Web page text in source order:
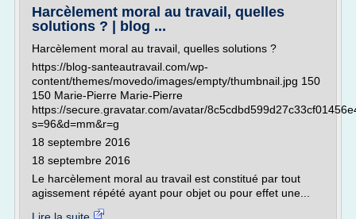
Harcèlement moral au travail, quelles
solutions ? | blog ...
Harcèlement moral au travail, quelles solutions ?
https://blog-santeautravail.com/wp-
content/themes/movedo/images/empty/thumbnail.jpg 150
150 Marie-Pierre Marie-Pierre
https://secure.gravatar.com/avatar/
s=96&d=mm&r=g
18 septembre 2016
18 septembre 2016
Le harcèlement moral au travail est constitué par tout
agissement répété ayant pour objet ou pour effet une...